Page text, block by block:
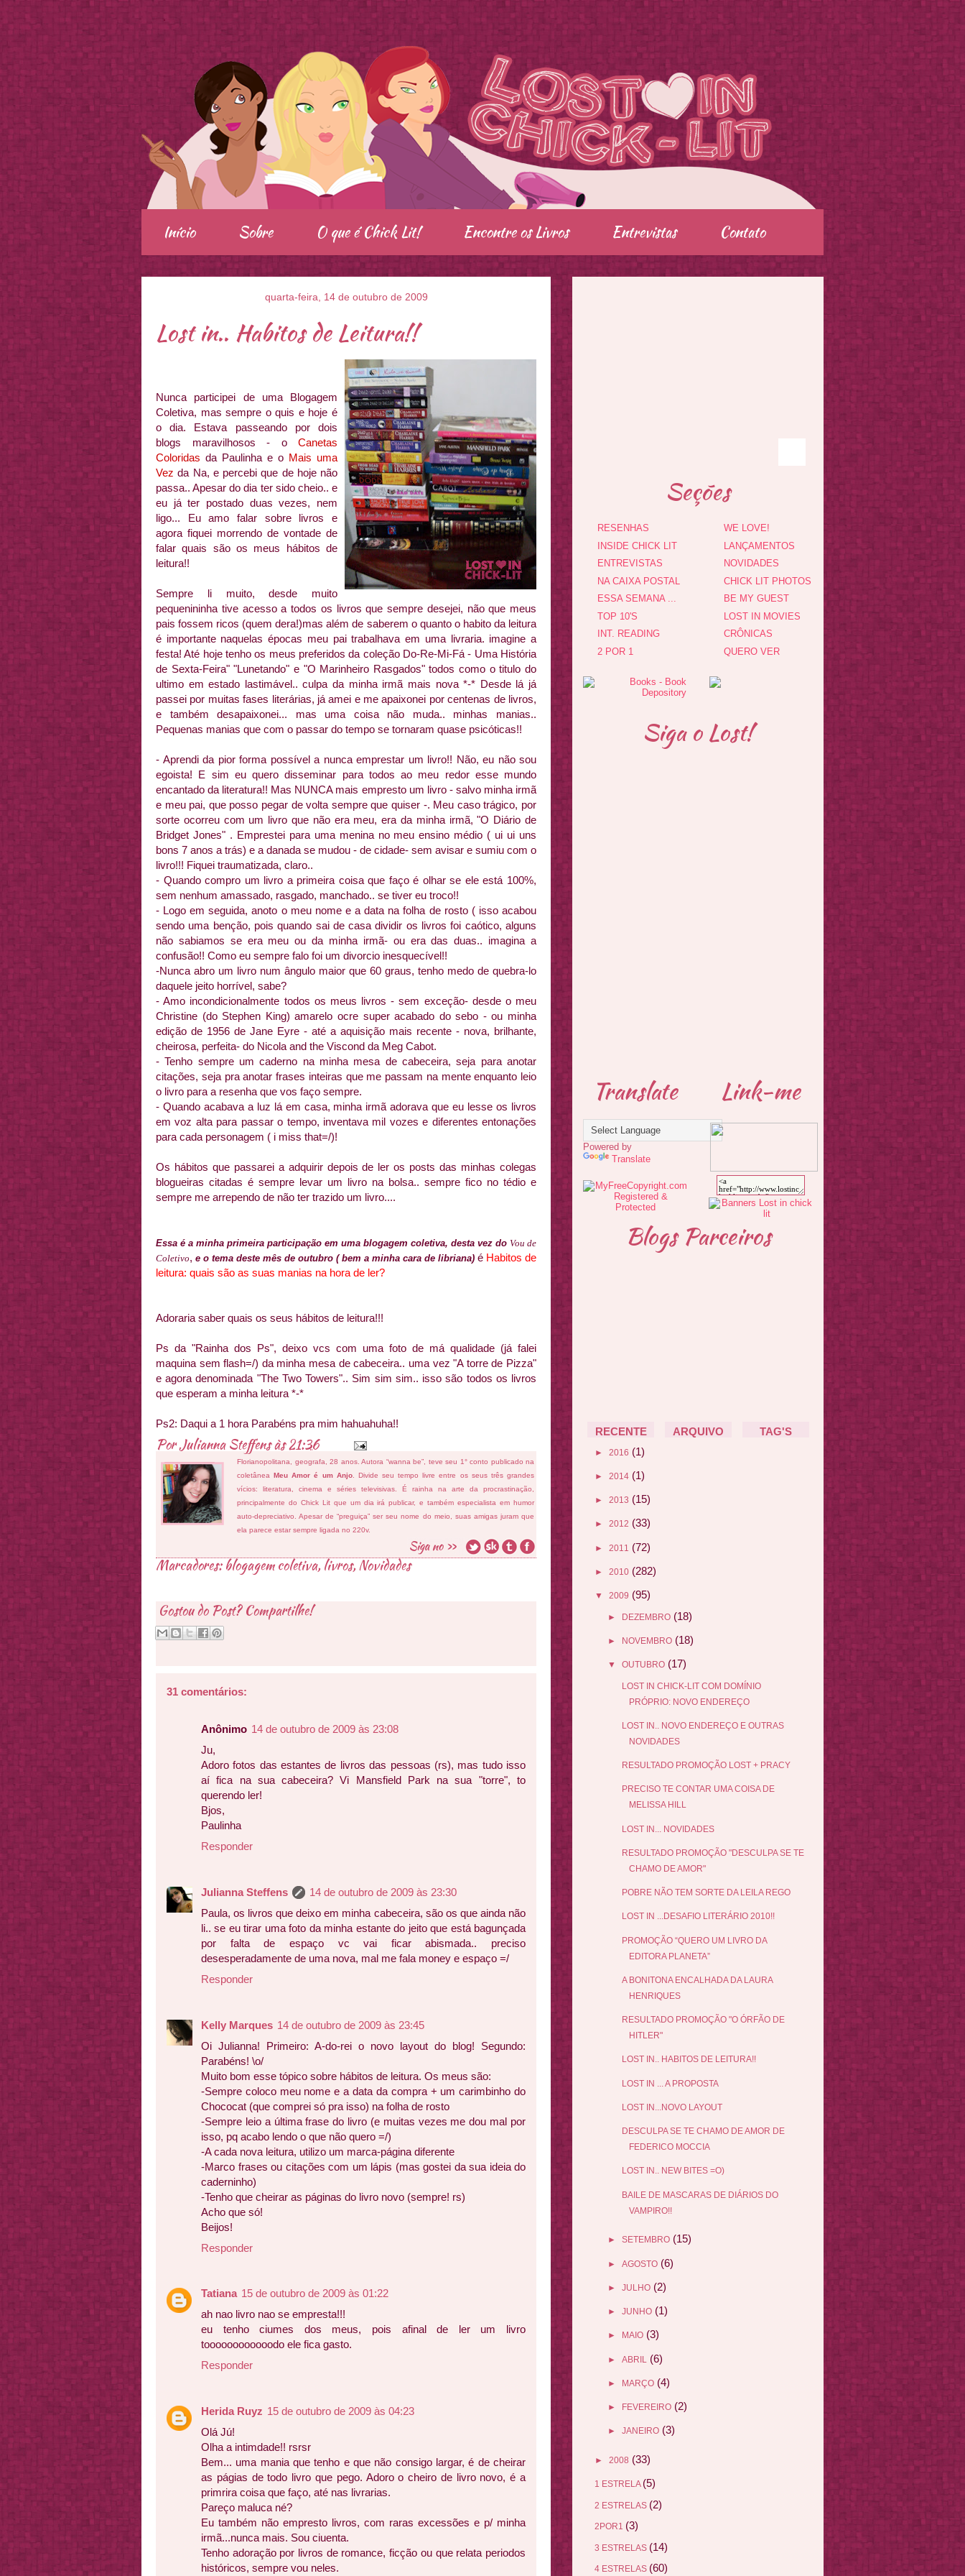
.
Início Sobre O que é Chick Lit! Encontre os Livros Entrevistas Contato
quarta-feira, 14 de outubro de 2009
Lost in.. Habitos de Leitura!!
Nunca participei de uma Blogagem
Coletiva, mas sempre o quis e hoje é
o dia. Estava passeando por dois
blogs maravilhosos - o Canetas
Coloridas da Paulinha e o Mais uma
Vez da Na, e percebi que de hoje não
passa.. Apesar do dia ter sido cheio.. e
eu já ter postado duas vezes, nem
ligo... Eu amo falar sobre livros e
agora fiquei morrendo de vontade de
falar quais são os meus hábitos de
leitura!!
Sempre li muito, desde muito
pequenininha tive acesso a todos os livros que sempre desejei, não que meus
pais fossem ricos (quem dera!)mas além de saberem o quanto o habito da leitura
é importante naquelasépocas meu pai trabalhava em uma livraria. imagine a
festa! Até hoje tenho os meus preferidos da coleçãoDo-Re-Mi-Fá - Uma História
de Sexta-Feira" "Lunetando" e "O Marinheiro Rasgados" todos como o titulo do
ultimo em estado lastimável.. culpa da minha irmã mais nova *-* Desde lá já
passei por muitas fases literárias, já amei e me apaixonei por centenas de livros,
e tambémdesapaixonei... mas uma coisa não muda.. minhas manias..
Pequenas manias que com o passar do tempo se tornaram quase psicóticas!!
- Aprendi da pior forma possívela nunca emprestar um livro!! Não, eu não sou
egoista! E sim eu querodisseminar para todos ao meu redor esse mundo
encantado da literatura!! Mas NUNCA mais empresto um livro - salvo minha irmã
e meu pai, que posso pegar de volta sempre que quiser -. Meu caso trágico, por
sorte ocorreu com um livro que não era meu, era da minha irmã, "O Diário de
Bridget Jones" . Emprestei para uma menina no meu ensino médio ( ui ui uns
bons 7 anos a trás) e a danada se mudou - de cidade- sem avisar e sumiu com o
livro!!! Fiquei traumatizada, claro..
- Quando compro um livro a primeira coisa que faço é olhar se ele está 100%,
sem nenhum amassado, rasgado, manchado.. se tiver eu troco!!
- Logo em seguida, anoto o meu nome e a data na folha de rosto ( isso acabou
sendo uma benção, pois quando sai de casa dividir os livros foi caótico, alguns
não sabiamos se era meu ou da minha irmã- ou era das duas.. imagina a
confusão!! Como eu sempre falo foi um divorcio inesquecível!!
-Nunca abro um livro num ângulo maior que 60 graus, tenho medo de quebra-lo
daquele jeito horrível, sabe?
- Amo incondicionalmente todos os meus livros - sem exceção- desde o meu
Christine (do Stephen King)amarelo ocre super acabado do sebo - ou minha
edição de 1956 de Jane Eyre - até a aquisição mais recente - nova, brilhante,
cheirosa, perfeita- do Nicola and the Viscond da Meg Cabot.
- Tenho sempre um caderno na minha mesa de cabeceira, seja para anotar
citações, seja pra anotar frases inteiras que me passam na mente enquanto leio
o livro para a resenha que vos faço sempre.
- Quando acabava a luz lá em casa, minha irmã adorava que eu lesse os livros
em voz alta para passar o tempo, inventava mil vozes e diferentes entonações
para cada personagem ( i miss that=/)!
Os hábitos que passarei a adquirir depois de ler os posts das minhas colegas
blogueiras citadas é sempre levar um livro na bolsa.. sempre fico no tédio e
sempre me arrependo de não ter trazido um livro....
Essa é a minha primeira participação em uma blogagem coletiva, desta vez do Vou de
Coletivo, e o tema deste mês de outubro ( bem a minha cara de libriana) é Habitos de
leitura: quais são as suas manias na hora de ler?
Adoraria saber quais os seus hábitos de leitura!!!
Ps da "Rainha dos Ps", deixo vcs com uma foto de má qualidade (já falei
maquina semflash=/) da minha mesa de cabeceira.. uma vez "A torre de Pizza"
e agora denominada "The Two Towers".. Sim sim sim.. isso são todos os livros
que esperam a minha leitura *-*
Ps2: Daqui a 1 hora Parabéns pra mim hahuahuha!!
PorJulianna Steffensàs21:36
Florianopolitana, geografa, 28 anos. Autora “wanna be”, teve seu 1° conto publicado na
coletâneaMeu Amor é um Anjo. Divide seu tempo livre entre os seus três grandes
vícios: literatura, cinema e séries televisivas. É rainha na arte da procrastinação,
principalmente do Chick Lit que um dia irá publicar, e também especialista em humor
auto-depreciativo. Apesar de “preguiça” ser seu nome do meio, suas amigas juram que
ela parece estar sempre ligada no 220v.
Marcadores:blogagem coletiva,livros,Novidades
Gostou do Post? Compartilhe!
31 comentários:
Anônimo 14 de outubro de 2009 às 23:08
Ju,
Adoro fotos das estantes de livros das pessoas (rs), mas tudo isso
aí fica na sua cabeceira? Vi Mansfield Park na sua "torre", to
querendo ler!
Bjos,
Paulinha
Responder
Julianna Steffens
14 de outubro de 2009 às 23:30
Paula, os livros que deixo em minha cabeceira, são os que ainda não
li.. se eu tirar uma foto da minha estante do jeito que está bagunçada
por falta de espaço vc vai ficar abismada.. preciso
desesperadamente de uma nova, mal me fala money e espaço =/
Responder
Kelly Marques 14 de outubro de 2009 às 23:45
Oi Julianna! Primeiro: A-do-rei o novo layout do blog! Segundo:
Parabéns! \o/
Muito bom esse tópico sobre hábitos de leitura. Os meus são:
-Sempre coloco meu nome e a data da compra + um carimbinho do
Chococat (que comprei só pra isso) na folha de rosto
-Sempre leio a última frase do livro (e muitas vezes me dou mal por
isso, pq acabo lendo o que não quero =/)
-A cada nova leitura, utilizo um marca-página diferente
-Marco frases ou citações com um lápis (mas gostei da sua ideia do
caderninho)
-Tenho que cheirar as páginas do livro novo (sempre! rs)
Acho que só!
Beijos!
Responder
Tatiana 15 de outubro de 2009 às 01:22
ah nao livro nao se empresta!!!
eu tenho ciumes dos meus, pois afinal de ler um livro
toooooooooooodo ele fica gasto.
Responder
Herida Ruyz 15 de outubro de 2009 às 04:23
Olá Jú!
Olha a intimdade!! rsrsr
Bem... uma mania que tenho e que não consigo largar, é de cheirar
as págias de todo livro que pego. Adoro o cheiro de livro novo, é a
primrira coisa que faço, até nas livrarias.
Pareço maluca né?
Eu também não empresto livros, com raras excessões e p/ minha
irmã...nunca mais. Sou ciuenta.
Tenho adoração por livros de romance, ficção ou que relata periodos
históricos, sempre vou neles.
Seções
RESENHAS
INSIDE CHICK LIT
ENTREVISTAS
NA CAIXA POSTAL
ESSA SEMANA ...
TOP 10'S
INT. READING
2 POR 1
WE LOVE!
LANÇAMENTOS
NOVIDADES
CHICK LIT PHOTOS
BE MY GUEST
LOST IN MOVIES
CRÔNICAS
QUERO VER
Siga o Lost!
Translate
Powered by
Translate
Link-me
Blogs Parceiros
RECENTE ARQUIVO TAG'S
► 2016 (1)
► 2014 (1)
► 2013 (15)
► 2012 (33)
► 2011 (72)
► 2010 (282)
▼ 2009 (95)
► DEZEMBRO (18)
► NOVEMBRO (18)
▼ OUTUBRO (17)
LOST IN CHICK-LIT COM DOMÍNIO
PRÓPRIO: NOVO ENDEREÇO
LOST IN.. NOVO ENDEREÇO E OUTRAS
NOVIDADES
RESULTADO PROMOÇÃO LOST + PRACY
PRECISO TE CONTAR UMA COISA DE
MELISSA HILL
LOST IN... NOVIDADES
RESULTADO PROMOÇÃO "DESCULPA SE TE
CHAMO DE AMOR"
POBRE NÃO TEM SORTE DA LEILA REGO
LOST IN ...DESAFIO LITERÁRIO 2010!!
PROMOÇÃO “QUERO UM LIVRO DA
EDITORA PLANETA”
A BONITONA ENCALHADA DA LAURA
HENRIQUES
RESULTADO PROMOÇÃO "O ÓRFÃO DE
HITLER"
LOST IN.. HABITOS DE LEITURA!!
LOST IN ... A PROPOSTA
LOST IN...NOVO LAYOUT
DESCULPA SE TE CHAMO DE AMOR DE
FEDERICO MOCCIA
LOST IN.. NEW BITES =O)
BAILE DE MASCARAS DE DIÁRIOS DO
VAMPIRO!!
► SETEMBRO (15)
► AGOSTO (6)
► JULHO (2)
► JUNHO (1)
► MAIO (3)
► ABRIL (6)
► MARÇO (4)
► FEVEREIRO (2)
► JANEIRO (3)
► 2008 (33)
1 ESTRELA (5)
2 ESTRELAS (2)
2POR1 (3)
3 ESTRELAS (14)
4 ESTRELAS (60)